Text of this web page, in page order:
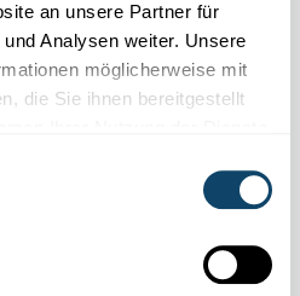
an unsere Partner für
Analysen weiter. Unsere
möglicherweise mit
die Sie ihnen bereitgestellt
Weihnachtsbaum –